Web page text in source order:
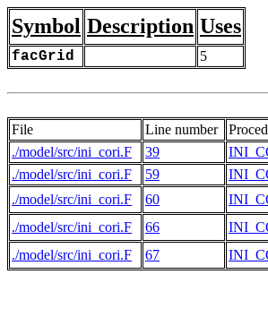
Symbol Description Uses
facGrid 5
File Line number
./model/src/ini_cori.F
39
./model/src/ini_cori.F 59
./model/src/ini_cori.F 60
./model/src/ini_cori.F 66
./model/src/ini_cori.F
67